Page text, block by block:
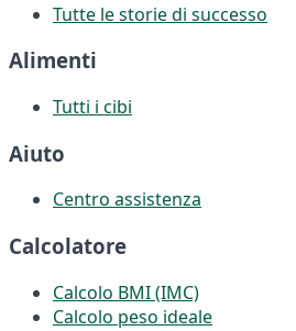
Tutte le storie di successo
Alimenti
Tutti i cibi
Aiuto
Centro assistenza
Calcolatore
Calcolo BMI (IMC)
Calcolo peso ideale